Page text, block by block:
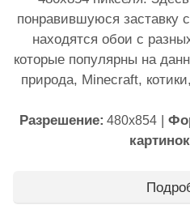
понравившуюся заставку
находятся обои с
которые популярны на
природа, Minecraft,
Разрешение: 480x854 |